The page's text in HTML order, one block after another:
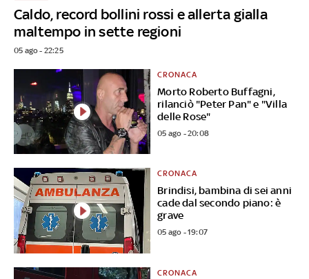
Caldo, record bollini rossi e allerta gialla
maltempo in sette regioni
05 ago - 22:25
Morto Roberto Buffagni,
rilanciò "Peter Pan" e "Villa
delle Rose"
CRONACA
05 ago - 20:08
Brindisi, bambina di sei anni
cade dal secondo piano: è
grave
CRONACA
05 ago - 19:07
CRONACA